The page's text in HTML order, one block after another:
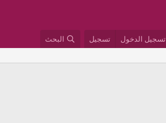
تسجيل الدخول تسجيل البحث